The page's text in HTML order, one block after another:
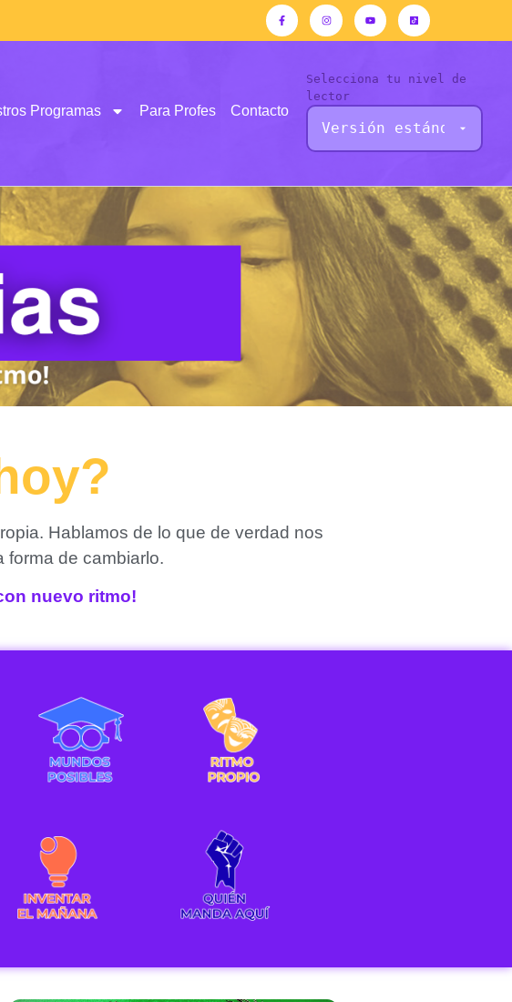
Programas Para Profes Contacto
Selecciona tu nivel de
lector
Hablamos de lo que de verdad nos
forma de cambiarlo.
nuevo ritmo!